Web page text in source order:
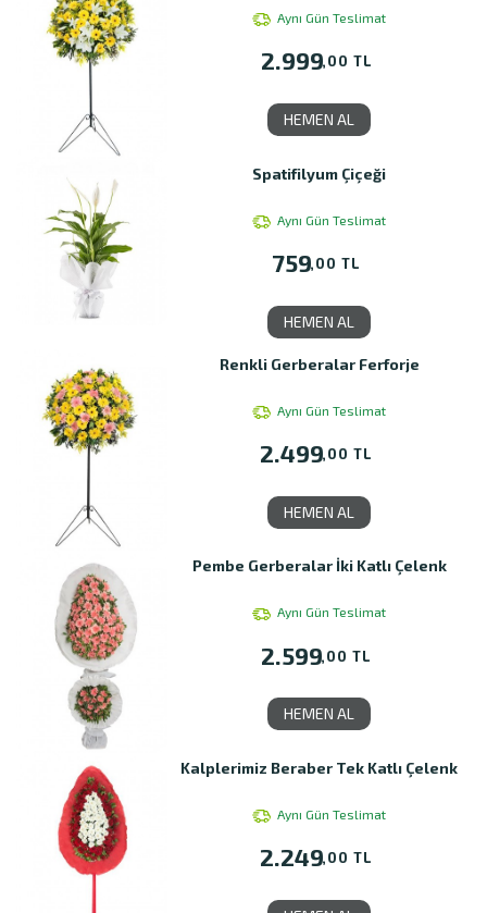
Aynı Gün Teslimat
2.999,00 TL
HEMEN AL
Spatifilyum Çiçeği
Aynı Gün Teslimat
759,00 TL
HEMEN AL
Renkli Gerberalar Ferforje
Aynı Gün Teslimat
2.499,00 TL
HEMEN AL
Pembe Gerberalar İki Katlı Çelenk
Aynı Gün Teslimat
2.599,00 TL
HEMEN AL
Kalplerimiz Beraber Tek Katlı Çelenk
Aynı Gün Teslimat
2.249,00 TL